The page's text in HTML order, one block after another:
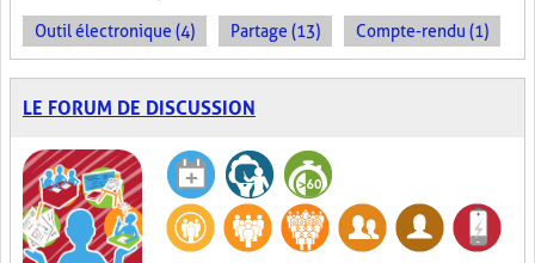
Outil électronique (4) Partage (13) Compte-rendu (1)
LE FORUM DE DISCUSSION